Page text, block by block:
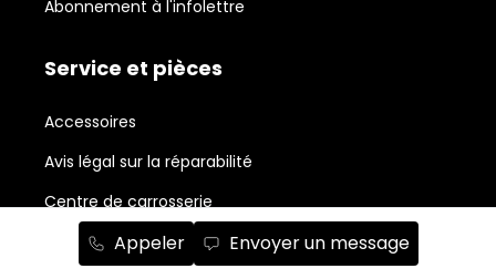
Appeler Envoyer un message
Abonnement à l'infolettre
Service et pièces
Accessoires
Avis légal sur la réparabilité
Centre de carrosserie
Commande de pièces